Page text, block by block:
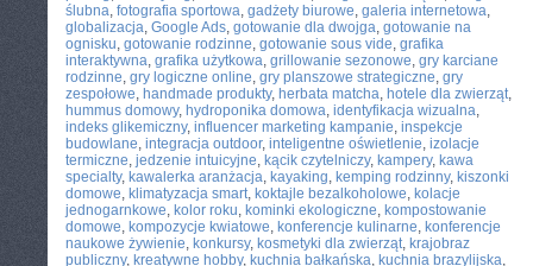
ślubna, fotografia sportowa, gadżety biurowe, galeria internetowa,
globalizacja, Google Ads, gotowanie dla dwojga, gotowanie na
ognisku, gotowanie rodzinne, gotowanie sous vide, grafika
interaktywna, grafika użytkowa, grillowanie sezonowe, gry karciane
rodzinne, gry logiczne online, gry planszowe strategiczne, gry
zespołowe, handmade produkty, herbata matcha, hotele dla zwierząt,
hummus domowy, hydroponika domowa, identyfikacja wizualna,
indeks glikemiczny, influencer marketing kampanie, inspekcje
budowlane, integracja outdoor, inteligentne oświetlenie, izolacje
termiczne, jedzenie intuicyjne, kącik czytelniczy, kampery, kawa
specialty, kawalerka aranżacja, kayaking, kemping rodzinny, kiszonki
domowe, klimatyzacja smart, koktajle bezalkoholowe, kolacje
jednogarnkowe, kolor roku, kominki ekologiczne, kompostowanie
domowe, kompozycje kwiatowe, konferencje kulinarne, konferencje
naukowe żywienie, konkursy, kosmetyki dla zwierząt, krajobraz
publiczny, kreatywne hobby, kuchnia bałkańska, kuchnia brazylijska,